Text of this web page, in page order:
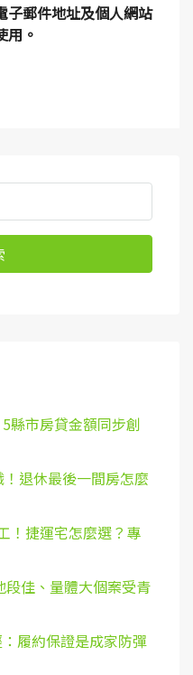
子郵件地址及個人網站
用。
縣市房貸金額同步創
退休最後一間房怎麼
！捷運宅怎麼選？專
佳、量體大個案受青
履約保證是成家防彈